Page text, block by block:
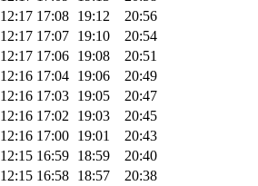
12:17 17:08 19:12
20:56
12:17 17:07 19:10
20:54
12:17 17:06 19:08
20:51
12:16 17:04 19:06
20:49
12:16 17:03 19:05
20:47
12:16 17:02 19:03
20:45
12:16 17:00 19:01
20:43
12:15 16:59 18:59
20:40
12:15 16:58 18:57
20:38